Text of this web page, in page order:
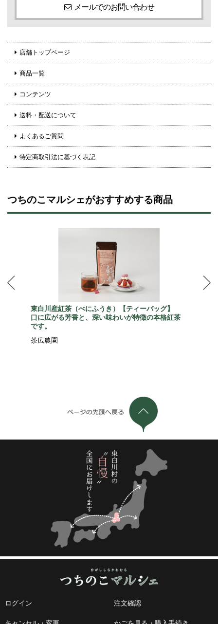
メールでのお問い合わせ
店舗トップページ
商品一覧
コンテンツ
送料・配送について
よくあるご質問
特定商取引法に基づく表記
つちのこマルシェがおすすめする商品
東白川産紅茶（べにふうき）【ティーバッグ】
口に広がる芳香と、深い味わいが特徴の本格紅茶
です。
茶広農園
ログイン 注文確認